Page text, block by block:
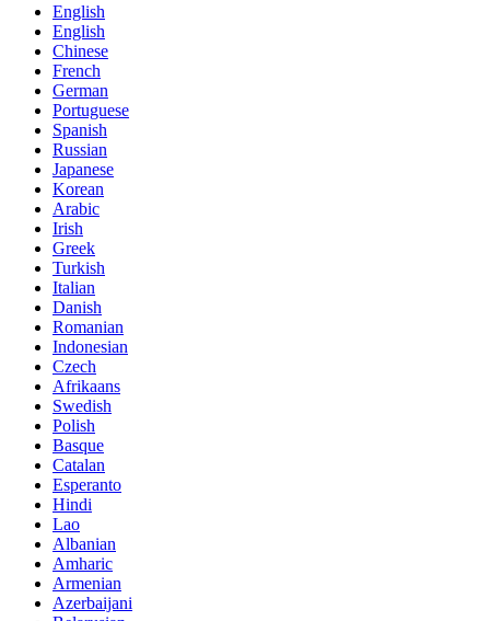
English
English
Chinese
French
German
Portuguese
Spanish
Russian
Japanese
Korean
Arabic
Irish
Greek
Turkish
Italian
Danish
Romanian
Indonesian
Czech
Afrikaans
Swedish
Polish
Basque
Catalan
Esperanto
Hindi
Lao
Albanian
Amharic
Armenian
Azerbaijani